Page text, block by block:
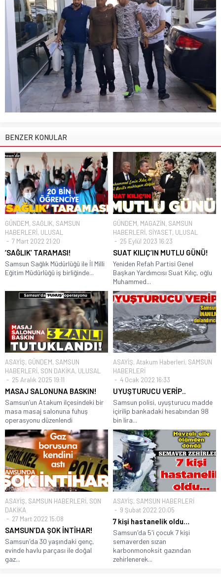
BENZER KONULAR
GÜNDEM, SAĞLIK, SAMSUN
HABERLERİ, ULUSAL
7 Mart 2022 21:20
‘SAĞLIK’ TARAMASI!
Samsun Sağlık Müdürlüğü ile İl Milli
Eğitim Müdürlüğü iş birliğinde...
GÜNDEM, MAGAZİN, SAMSUN
HABERLERİ, SİYASET, ULUSAL
25 Eylül 2023 16:23
SUAT KILIÇ’IN MUTLU GÜNÜ!
Yeniden Refah Partisi Genel
Başkan Yardımcısı Suat Kılıç, oğlu
Muhammed...
ASAYİŞ, GÜNDEM, SAMSUN
HABERLERİ, SON DAKİKA, ULUSAL
25 Aralık 2025 19:11
MASAJ SALONUNA BASKIN!
Samsun’un Atakum ilçesindeki bir
masa masaj salonuna fuhuş
operasyonu düzenlendi
ASAYİŞ, Atakum Haberleri, SAMSUN
HABERLERİ
4 Ocak 2022 16:33
UYUŞTURUCU VERİP..
Samsun polisi, uyuşturucu madde
içirilip bankadaki hesabından 98
bin lira...
ASAYİŞ, SAMSUN HABERLERİ, SON
DAKİKA
27 Mart 2022 15:08
SAMSUN’DA ŞOK İNTİHAR!
Samsun'da 30 yaşındaki genç,
evinde havlu parçası ile doğal
gaz...
ASAYİŞ, SAMSUN HABERLERİ
9 Şubat 2022 20:05
7 kişi hastanelik oldu…
Samsun'da 5'i çocuk 7 kişi
semaverden sızan
karbonmonoksit gazından
zehirlenerek...